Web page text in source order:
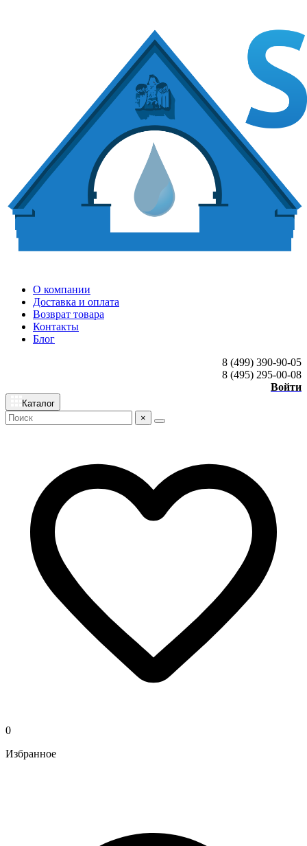
О компании
Доставка и оплата
Возврат товара
Контакты
Блог
8 (499) 390-90-05
8 (495) 295-00-08
Войти
Каталог
×
0
Избранное